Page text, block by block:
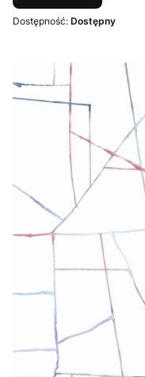
Dostępność: Dostępny